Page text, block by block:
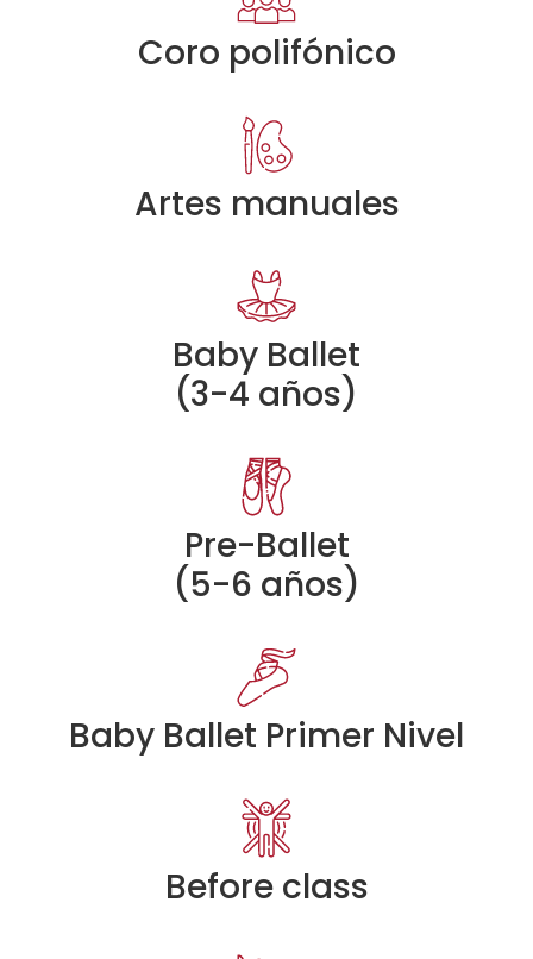
Coro polifónico
Artes manuales
Baby Ballet
(3-4 años)
Pre-Ballet
(5-6 años)
Baby Ballet Primer Nivel
Before class